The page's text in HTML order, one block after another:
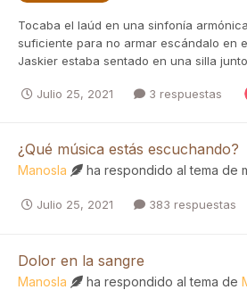
Tocaba el laúd en una sinfonía
suficiente para no armar escándalo en
Jaskier estaba sentado en una silla
Julio 25, 2021 3 respuestas
¿Qué música estás escuchando?
Manosla ha respondido al tema de
Julio 25, 2021 383 respuestas
Dolor en la sangre
Manosla ha respondido al tema de